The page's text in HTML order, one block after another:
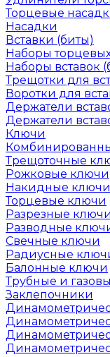
Торцевые
Насадки
Вставки (биты)
Наборы
Наборы вставок
Трещотки для
Воротки для
Держатели
Держатели
Ключи
Трещоточные
Рожковые ключи
Накидные ключи
Торцевые ключи
Разрезные ключи
Разводные
Свечные ключи
Радиусные
Балонные ключи
Трубные и
Заклепочники